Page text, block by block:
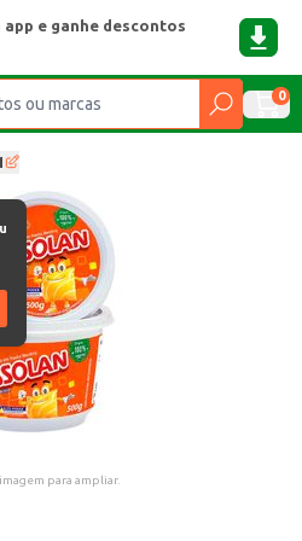
e ganhe descontos
0
para ampliar.